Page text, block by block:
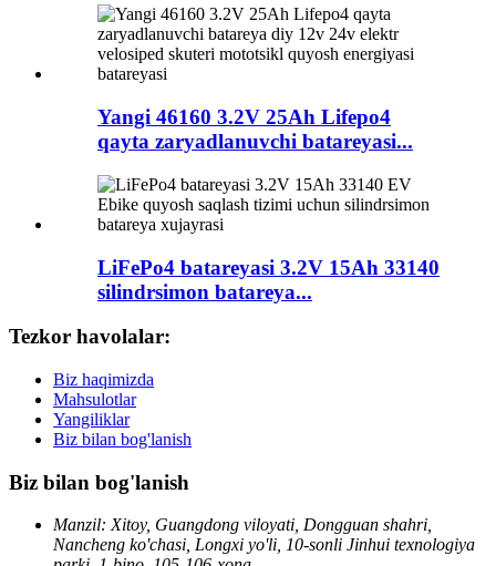
Yangi 46160 3.2V 25Ah Lifepo4
qayta zaryadlanuvchi batareyasi...
LiFePo4 batareyasi 3.2V 15Ah 33140
silindrsimon batareya...
Tezkor havolalar:
Biz haqimizda
Mahsulotlar
Yangiliklar
Biz bilan bog'lanish
Biz bilan bog'lanish
Manzil: Xitoy, Guangdong viloyati, Dongguan shahri,
Nancheng ko'chasi, Longxi yo'li, 10-sonli Jinhui texnologiya